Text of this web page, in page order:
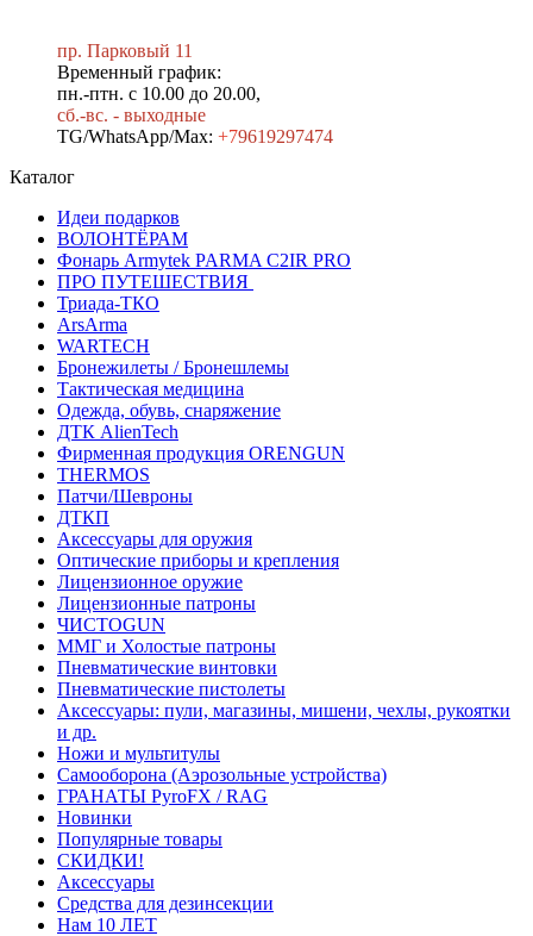
пр. Парковый 11
Временный график:
пн.-птн. с 10.00 до 20.00,
сб.-вс. - выходные
TG/WhatsApp/Max: +79619297474
Каталог
Идеи подарков
ВОЛОНТЁРАМ
Фонарь Armytek PARMA C2IR PRO
ПРО ПУТЕШЕСТВИЯ
Триада-ТКО
ArsArma
WARTECH
Бронежилеты / Бронешлемы
Тактическая медицина
Одежда, обувь, снаряжение
ДТК AlienTech
Фирменная продукция ORENGUN
THERMOS
Патчи/Шевроны
ДТКП
Аксессуары для оружия
Оптические приборы и крепления
Лицензионное оружие
Лицензионные патроны
ЧИСТОGUN
ММГ и Холостые патроны
Пневматические винтовки
Пневматические пистолеты
Аксессуары: пули, магазины, мишени, чехлы, рукоятки
и др.
Ножи и мультитулы
Самооборона (Аэрозольные устройства)
ГРАНАТЫ PyroFX / RAG
Новинки
Популярные товары
СКИДКИ!
Аксессуары
Средства для дезинсекции
Нам 10 ЛЕТ